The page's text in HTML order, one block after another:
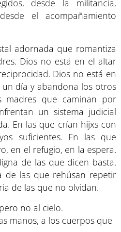
desde la militancia,
el acompañamiento
adornada que romantiza
Dios no está en el altar
Dios no está en
día y abandona los otros
madres que caminan por
un sistema judicial
En las que crían hijxs con
suficientes. En las que
en el refugio, en la espera.
de las que dicen basta.
de las que rehúsan repetir
de las que no olvidan.
no al cielo.
manos, a los cuerpos que